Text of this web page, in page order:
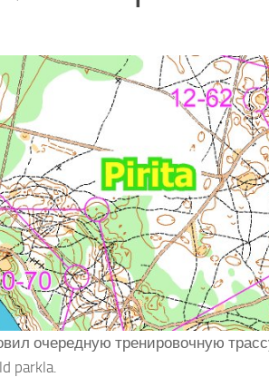
очередную тренировочную
parkla.